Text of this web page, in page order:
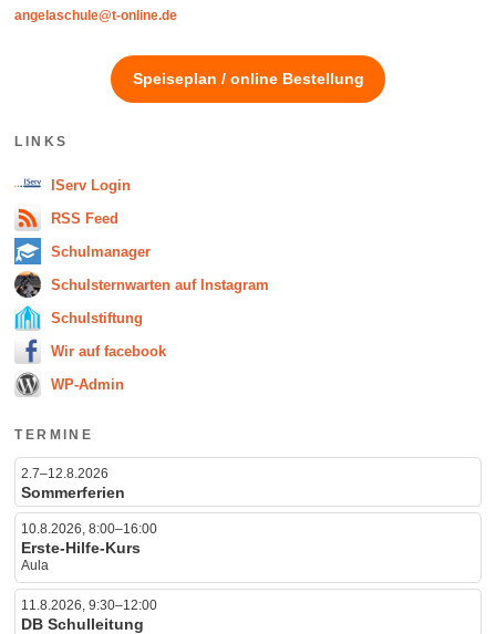
angelaschule@t-online.de
Speiseplan / online Bestellung
LINKS
IServ Login
RSS Feed
Schulmanager
Schulsternwarten auf Instagram
Schulstiftung
Wir auf facebook
WP-Admin
TERMINE
2.7–12.8.2026
Sommerferien
10.8.2026, 8:00–16:00
Erste-Hilfe-Kurs
Aula
11.8.2026, 9:30–12:00
DB Schulleitung